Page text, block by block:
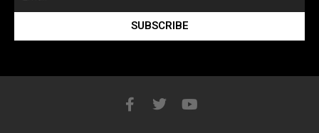
SUBSCRIBE